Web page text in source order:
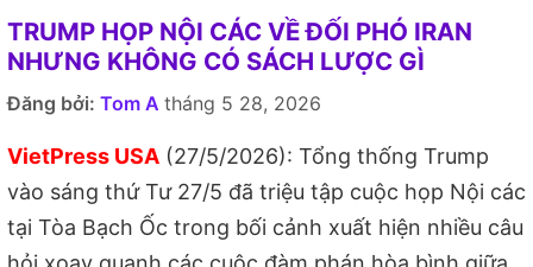
TRUMP HỌP NỘI CÁC VỀ ĐỐI PHÓ IRAN
NHƯNG KHÔNG CÓ SÁCH LƯỢC GÌ
Đăng bởi: Tom A tháng 5 28, 2026
VietPress USA (27/5/2026): Tổng thống Trump
vào sáng thứ Tư 27/5 đã triệu tập cuộc họp Nội các
tại Tòa Bạch Ốc trong bối cảnh xuất hiện nhiều câu